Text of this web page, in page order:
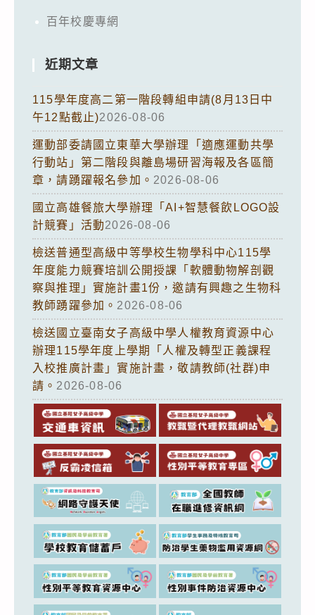
百年校慶專網
近期文章
115學年度高二第一階段轉組申請(8月13日中
午12點截止)2026-08-06
運動部委請國立東華大學辦理「適應運動共學
行動站」第二階段與離島場研習海報及各區簡
章，請踴躍報名參加。 2026-08-06
國立高雄餐旅大學辦理「AI+智慧餐飲LOGO設
計競賽」活動2026-08-06
檢送普通型高級中等學校生物學科中心115學
年度能力競賽培訓公開授課「軟體動物解剖觀
察與推理」實施計畫1份，邀請有興趣之生物科
教師踴躍參加。 2026-08-06
檢送國立臺南女子高級中學人權教育資源中心
辦理115學年度上學期「人權及轉型正義課程
入校推廣計畫」實施計畫，敬請教師(社群)申
請。 2026-08-06